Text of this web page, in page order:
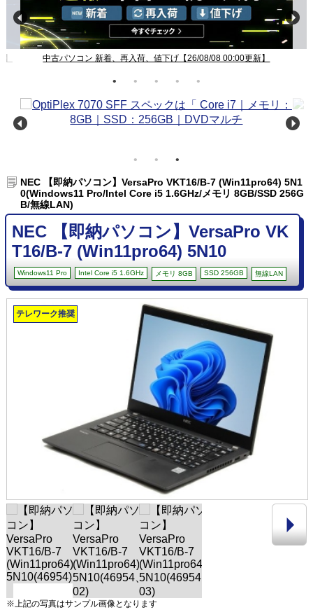
中古パソコン 新着、再入荷、値下げ【26/08/08 00:00更新】
NEC 【即納パソコン】VersaPro VKT16/B-7 (Win11pro64) 5N1
0(Windows11 Pro/Intel Core i5 1.6GHz/メモリ 8GB/SSD 256G
B/無線LAN)
NEC 【即納パソコン】VersaPro VK
T16/B-7 (Win11pro64) 5N10
Windows11 Pro Intel Core i5 1.6GHz メモリ 8GB SSD 256GB 無線LAN
テレワーク推奨
※上記の写真はサンプル画像となります